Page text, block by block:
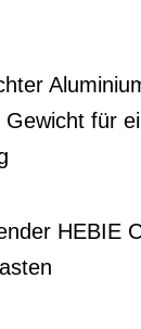
Gewicht für
HEBIE